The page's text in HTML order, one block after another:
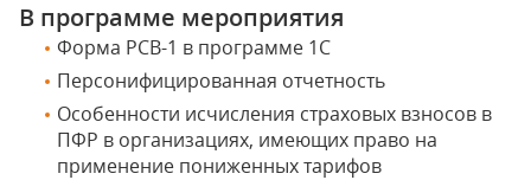
В программе мероприятия
Форма РСВ-1 в программе 1С
Персонифицированная отчетность
Особенности исчисления страховых взносов в
ПФР в организациях, имеющих право на
применение пониженных тарифов